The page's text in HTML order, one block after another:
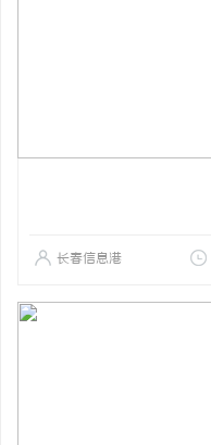
长春信息港